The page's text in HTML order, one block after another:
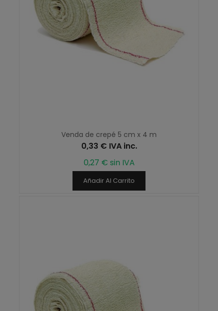
Venda de crepé 5 cm x 4 m
0,33 € IVA inc.
0,27 € sin IVA
Añadir Al Carrito